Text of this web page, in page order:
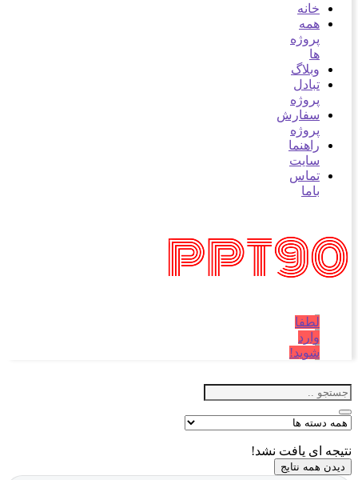
خانه
همه
پروژه
ها
وبلاگ
تبادل
پروژه
سفارش
پروژه
راهنما
سایت
تماس
باما
لطفا
وارد
شوید!
نتیجه ای یافت نشد!
دیدن همه نتایج